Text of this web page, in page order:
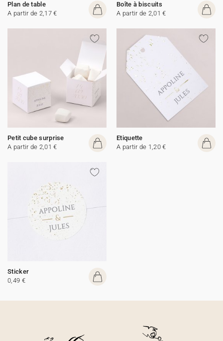
Plan de table
A partir de 2,17 €
Boîte à biscuits
A partir de 2,01 €
Petit cube surprise
A partir de 2,01 €
Etiquette
A partir de 1,20 €
Sticker
0,49 €